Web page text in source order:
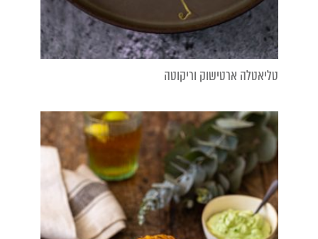
טליאטלה ארטישוק וריקוטה